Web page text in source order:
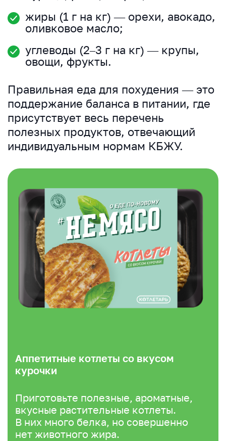
жиры (1 г на кг) — орехи, авокадо,
оливковое масло;
углеводы (2–3 г на кг) — крупы,
овощи, фрукты.
Правильная еда для похудения — это
поддержание баланса в питании, где
присутствует весь перечень
полезных продуктов, отвечающий
индивидуальным нормам КБЖУ.
Аппетитные котлеты со вкусом
курочки
Приготовьте полезные, ароматные,
вкусные растительные котлеты.
В них много белка, но совершенно
нет животного жира.